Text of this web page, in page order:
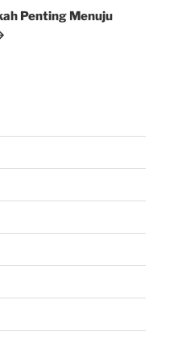
Penting Menuju